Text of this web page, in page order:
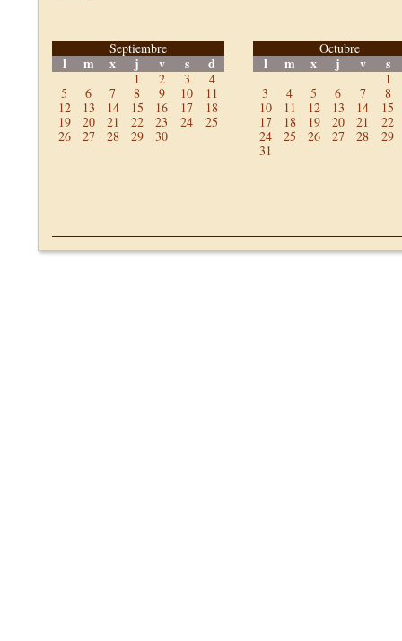
Septiembre
l m x j v s d
1 2 3
4
5
6 7 8 9 10
11
12
13 14 15 16 17
18
19
20 21 22 23 24
25
26
27 28 29 30
Octubre
l m x j v s
1
3
4 5 6 7
8
10
11 12 13 14
15
17
18 19 20 21
22
24
25 26 27 28
29
31